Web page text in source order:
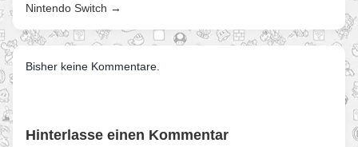
Nintendo Switch →
Bisher keine Kommentare.
Hinterlasse einen Kommentar